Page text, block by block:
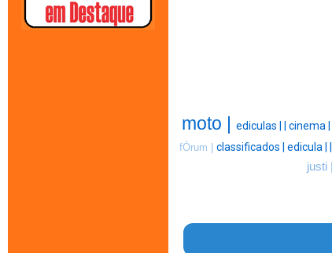
moto | ediculas | cinema |
fÓrum | classificados | edicula |
justi |